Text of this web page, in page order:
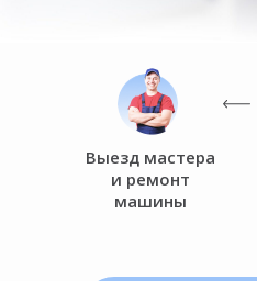
Выезд мастера
и ремонт
машины